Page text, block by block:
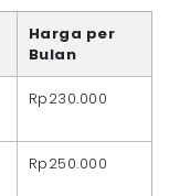
Harga per
Bulan
Rp230.000
Rp250.000